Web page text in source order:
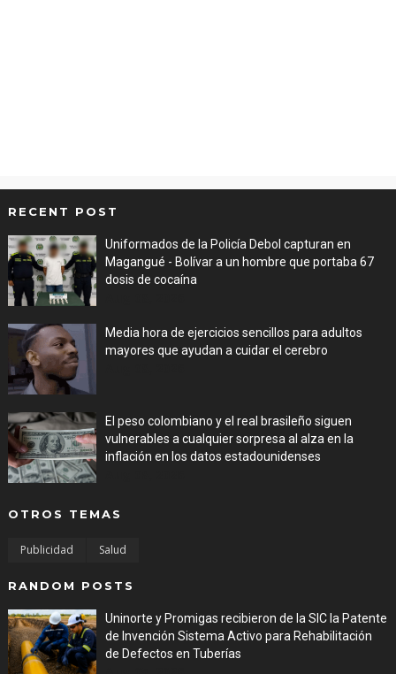
RECENT POST
Uniformados de la Policía Debol capturan en
Magangué - Bolívar a un hombre que portaba 67
dosis de cocaína
Media hora de ejercicios sencillos para adultos
mayores que ayudan a cuidar el cerebro
El peso colombiano y el real brasileño siguen
vulnerables a cualquier sorpresa al alza en la
inflación en los datos estadounidenses
OTROS TEMAS
Publicidad Salud
RANDOM POSTS
Uninorte y Promigas recibieron de la SIC la Patente
de Invención Sistema Activo para Rehabilitación
de Defectos en Tuberías